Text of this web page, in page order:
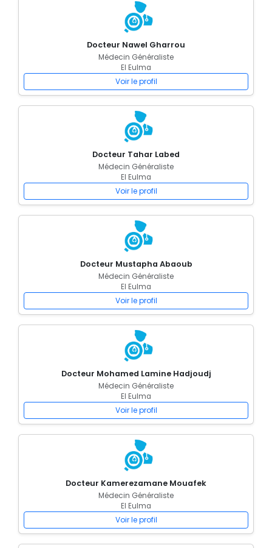
Docteur Nawel Gharrou
Médecin Généraliste
El Eulma
Voir le profil
Docteur Tahar Labed
Médecin Généraliste
El Eulma
Voir le profil
Docteur Mustapha Abaoub
Médecin Généraliste
El Eulma
Voir le profil
Docteur Mohamed Lamine Hadjoudj
Médecin Généraliste
El Eulma
Voir le profil
Docteur Kamerezamane Mouafek
Médecin Généraliste
El Eulma
Voir le profil